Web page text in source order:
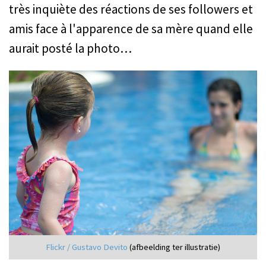
très inquiète des réactions de ses followers et
amis face à l'apparence de sa mère quand elle
aurait posté la photo…
Flickr / Gustavo Devito (afbeelding ter illustratie)